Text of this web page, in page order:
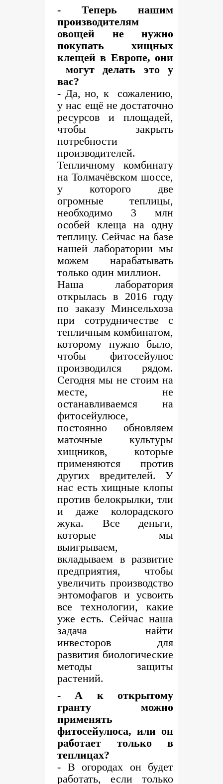
- Теперь нашим
производителям
овощей не нужно
покупать хищных
клещей в Европе, они
могут делать это у
вас?
- Да, но, к сожалению,
у нас ещё не достаточно
ресурсов и площадей,
чтобы закрыть
потребности
производителей.
Тепличному комбинату
на Толмачёвском шоссе,
у которого две
огромные теплицы,
необходимо 3 млн
особей клеща на одну
теплицу. Сейчас на базе
нашей лаборатории мы
можем нарабатывать
только один миллион.
Наша лаборатория
открылась в 2016 году
по заказу Минсельхоза
при сотрудничестве с
тепличным комбинатом,
которому нужно было,
чтобы фитосейулюс
производился рядом.
Сегодня мы не стоим на
месте, не
останавливаемся на
фитосейулюсе,
постоянно обновляем
маточные культуры
хищников, которые
применяются против
других вредителей. У
нас есть хищные клопы
против белокрылки, тли
и даже колорадского
жука. Все деньги,
которые мы
выигрываем,
вкладываем в развитие
предприятия, чтобы
увеличить производство
энтомофагов и усвоить
все технологии, какие
уже есть. Сейчас наша
задача найти
инвесторов для
развития биологические
методы защиты
растений.
- А к открытому
гранту можно
применять
фитосейулюса, или он
работает только в
теплицах?
- В огородах он будет
работать, если только